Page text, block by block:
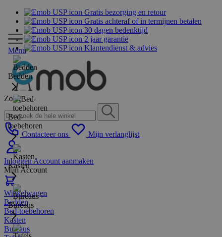
Gratis bezorging en retour
Gratis achteraf of in termijnen betalen
30 dagen bedenktijd
2 jaar garantie
Klantendienst & advies
Zoek
Contacteer ons Mijn verlanglijst
InloggenAccount aanmaken
Mijn Account
Winkelwagen
Menu
Bedden
Bed-
toebehoren
Kasten
Bureaus
Bedden
Bed-toebehoren
Kasten
Bureaus